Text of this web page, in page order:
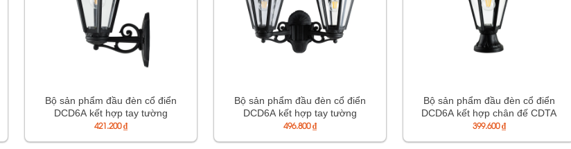
Bộ sản phẩm đầu đèn cổ điển
DCD6A kết hợp tay tường
TTCD1A
421.200₫
Bộ sản phẩm đầu đèn cổ điển
DCD6A kết hợp tay tường
TTCD2A
496.800₫
Bộ sản phẩm đầu đèn cổ điển
DCD6A kết hợp chân đế CDTA
399.600₫